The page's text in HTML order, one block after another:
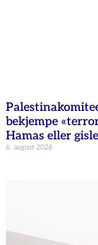
bekjempe
Hamas eller
6. august 2026